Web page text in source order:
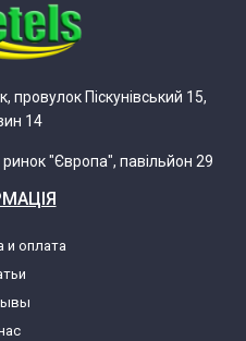
провулок Піскунівський 15,
14
ринок "Європа", павільйон 29
и оплата